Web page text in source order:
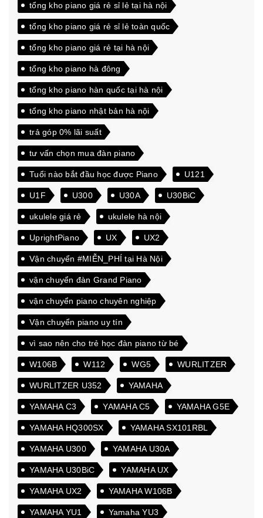
tổng kho piano giá rẻ sỉ lẻ tại hà nội
tổng kho piano giá rẻ sỉ lẻ toàn quốc
tổng kho piano giá rẻ tại hà nội
tổng kho piano hà đông
tổng kho piano hàn quốc tại hà nội
tổng kho piano nhật bản hà nội
trả góp 0% lãi suất
tư vấn chọn mua đàn piano
Tuổi nào bắt đầu học được Piano U121
U1F U300 U30A U30BiC
ukulele giá rẻ ukulele hà nội
UprightPiano UX UX2
Vận chuyển #MIỄN_PHÍ tại Hà Nội
vận chuyển đàn Grand Piano
vận chuyển piano chuyên nghiệp
Vận chuyển piano uy tín
vì sao nên cho trẻ học đàn piano từ bé
W106B W112 WG5 WURLITZER
WURLITZER U352 YAMAHA
YAMAHA C3 YAMAHA C5 YAMAHA G5E
YAMAHA HQ300SX YAMAHA SX101RBL
YAMAHA U300 YAMAHA U30A
YAMAHA U30BiC YAMAHA UX
YAMAHA UX2 YAMAHA W106B
YAMAHA YU1 Yamaha YU3